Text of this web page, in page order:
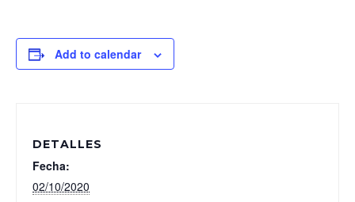
Add to calendar
DETALLES
Fecha:
02/10/2020